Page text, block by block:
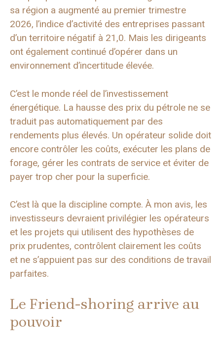
sa région a augmenté au premier trimestre
2026, l’indice d’activité des entreprises passant
d’un territoire négatif à 21,0. Mais les dirigeants
ont également continué d’opérer dans un
environnement d’incertitude élevée.
C’est le monde réel de l’investissement
énergétique. La hausse des prix du pétrole ne se
traduit pas automatiquement par des
rendements plus élevés. Un opérateur solide doit
encore contrôler les coûts, exécuter les plans de
forage, gérer les contrats de service et éviter de
payer trop cher pour la superficie.
C’est là que la discipline compte. À mon avis, les
investisseurs devraient privilégier les opérateurs
et les projets qui utilisent des hypothèses de
prix prudentes, contrôlent clairement les coûts
et ne s’appuient pas sur des conditions de travail
parfaites.
Le Friend-shoring arrive au
pouvoir